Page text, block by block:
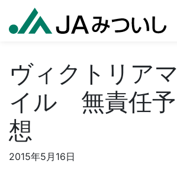
ヴィクトリアマ
イル 無責任予
想
2015年5月16日